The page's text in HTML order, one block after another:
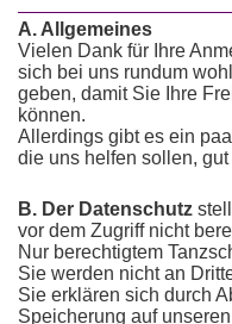
A. Allgemeines
Vielen Dank für Ihre
sich bei uns rundum
geben, damit Sie Ihre
können.
Allerdings gibt es ein
die uns helfen sollen,
B. Der Datenschutz
vor dem Zugriff nicht
Nur berechtigtem
Sie werden nicht an
Sie erklären sich durch
Speicherung auf